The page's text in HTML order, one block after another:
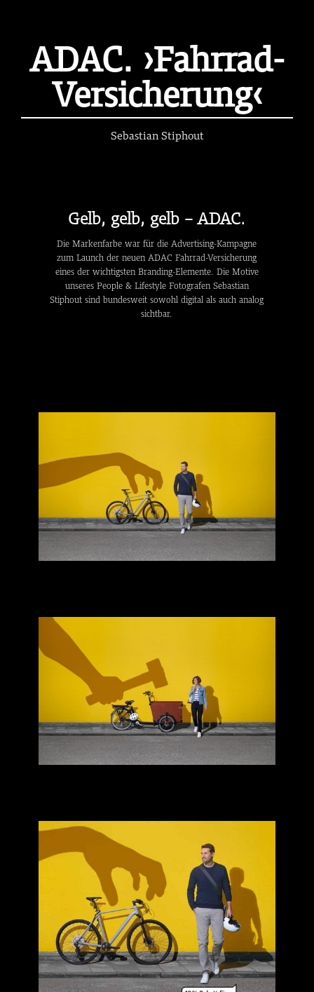
ADAC. ›Fahrrad-
Versicherung‹
Sebastian Stiphout
Gelb, gelb, gelb - ADAC.
Die Markenfarbe war für die Advertising-Kampagne
zum Launch der neuen ADAC Fahrrad-Versicherung
eines der wichtigsten Branding-Elemente. Die Motive
unseres People & Lifestyle Fotografen Sebastian
Stiphout sind bundesweit sowohl digital als auch analog
sichtbar.